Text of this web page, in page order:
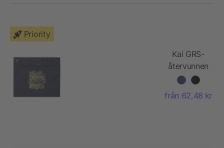
Priority
Kai GRS-
återvunnen
cirkulär
tygväska
från 62,48 kr